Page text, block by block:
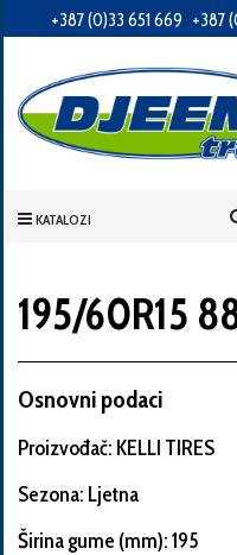
+387 (0)33 651 669 +387
KATALOZI
Informacije
o
Vaša
adresa
Broj
telefona
195/60R15
Osnovni podaci
Proizvođač: KELLI TIRES
Sezona: Ljetna
Širina gume (mm): 195